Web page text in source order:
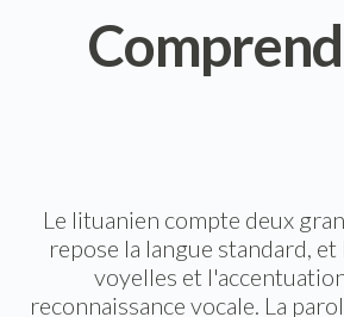
Le lituanien compte deux
repose la langue standard,
voyelles et
reconnaissance vocale. La